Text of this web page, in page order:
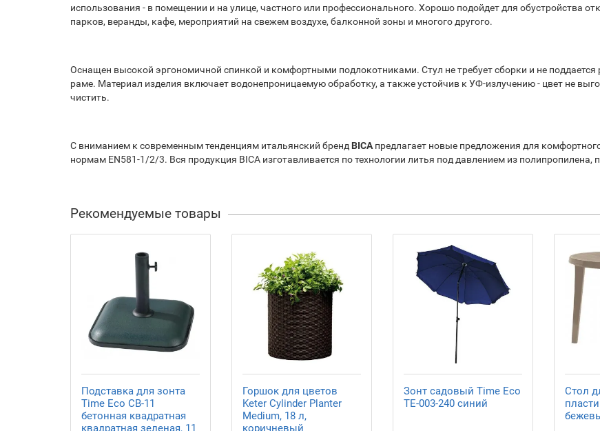
использования - в помещении и на улице, частного или профессионального. Хорошо подойдет для обустройства
парков, веранды, кафе, мероприятий на свежем воздухе, балконной зоны и многого другого.
Оснащен высокой эргономичной спинкой и комфортными подлокотниками. Стул не требует сборки и не
раме. Материал изделия включает водонепроницаемую обработку, а также устойчив к УФ-излучению - цвет не
чистить.
С вниманием к современным тенденциям итальянский бренд BICA предлагает новые предложения для
нормам EN581-1/2/3. Вся продукция BICA изготавливается по технологии литья под давлением из полипропилена,
Рекомендуемые товары
Подставка для зонта
Time Eco СВ-11
бетонная квадратная
квадратная зеленая, 11
Горшок для цветов
Keter Cylinder Planter
Medium, 18 л,
коричневый
Зонт садовый Time Eco
TE-003-240 синий
Стол